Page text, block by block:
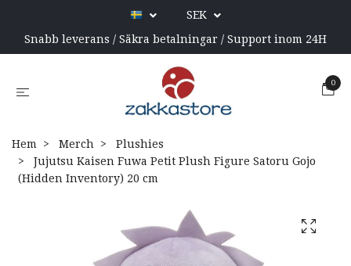
SEK
Snabb leverans / Säkra betalningar / Support inom 24H
0
Hem Merch
Plushies
Jujutsu Kaisen Fuwa Petit Plush Figure Satoru Gojo
(Hidden Inventory) 20 cm